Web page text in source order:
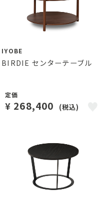
IYOBE
BIRDIE センターテーブル
定価
¥ 268,400 (税込)